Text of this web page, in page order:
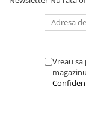
Vreau